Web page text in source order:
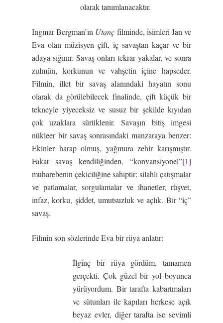
olarak tanımlanacaktır.
Ingmar Bergman’ın Utanç filminde, isimleri Jan ve
Eva olan müzisyen çift, iç savaştan kaçar ve bir
adaya sığınır. Savaş onları tekrar yakalar, ve sonra
zulmün, korkunun ve vahşetin içine hapseder.
Filmin, illet bir savaş alanındaki hayatın sonu
olarak da görülebilecek finalinde, çift küçük bir
tekneyle yiyeceksiz ve susuz bir şekilde kıyıdan
çok uzaklara sürüklenir. Savaşın bitiş imgesi
nükleer bir savaş sonrasındaki manzaraya benzer:
Ekinler harap olmuş, yağmura zehir karışmıştır.
Fakat savaş kendiliğinden, “konvansiyonel”[1]
muharebenin çekiciliğine sahiptir: silahlı çatışmalar
ve patlamalar, sorgulamalar ve ihanetler, rüşvet,
infaz, korku, şiddet, umutsuzluk ve açlık. Bir “iç”
savaş.
Filmin son sözlerinde Eva bir rüya anlatır:
İlginç bir rüya gördüm, tamamen
gerçekti. Çok güzel bir yol boyunca
yürüyordum. Bir tarafta kabartmaları
ve sütunları ile kapıları herkese açık
beyaz evler, diğer tarafta ise sevimli